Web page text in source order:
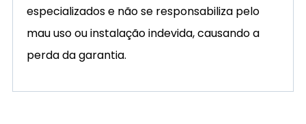
especializados e não se responsabiliza pelo
mau uso ou instalação indevida, causando a
perda da garantia.